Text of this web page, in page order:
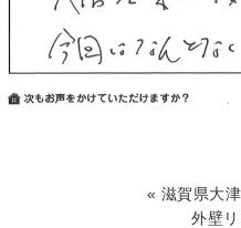
« 滋賀県大
外壁